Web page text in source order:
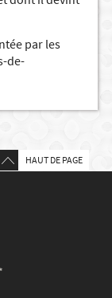
par les
de-
HAUT DE PAGE